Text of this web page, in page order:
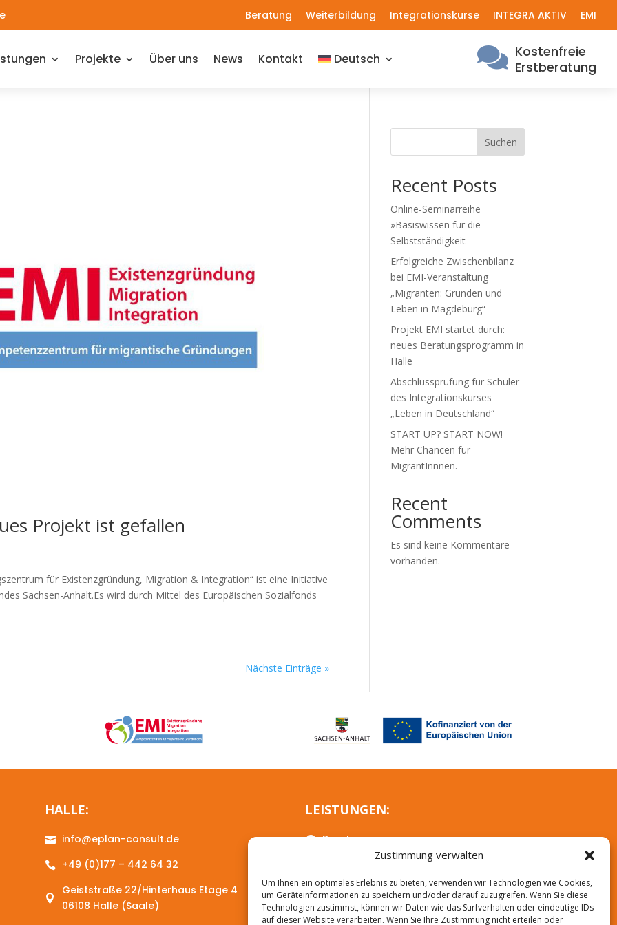
Zustimmung verwalten
Um Ihnen ein optimales Erlebnis zu bieten, verwenden wir Technologien wie Cookies,
um Geräteinformationen zu speichern und/oder darauf zuzugreifen. Wenn Sie diese
Technologien zustimmst, können wir Daten wie das Surfverhalten oder eindeutige IDs
auf dieser Website verarbeiten. Wenn Sie Ihre Zustimmung nicht erteilen oder
Beratung Weiterbildung Integrationskurse INTEGRA AKTIV EMI
Projekte Über uns News Kontakt Deutsch  Kostenfreie
Erstberatung
Projekt ist gefallen
für Existenzgründung, Migration & Integration“ ist eine Initiative
Sachsen-Anhalt.Es wird durch Mittel des Europäischen Sozialfonds
Nächste Einträge »
Suchen
Recent Posts
Online-Seminarreihe
»Basiswissen für die
Selbstständigkeit
Erfolgreiche Zwischenbilanz
bei EMI-Veranstaltung
„Migranten: Gründen und
Leben in Magdeburg“
Projekt EMI startet durch:
neues Beratungsprogramm in
Halle
Abschlussprüfung für Schüler
des Integrationskurses
„Leben in Deutschland“
START UP? START NOW!
Mehr Chancen für
MigrantInnnen.
Recent
Comments
Es sind keine Kommentare
vorhanden.
HALLE:
 info@eplan-consult.de
 +49 (0)177 – 442 64 32

Geiststraße 22/Hinterhaus Etage 4
06108 Halle (Saale)
LEISTUNGEN:
 Beratung
 Integrationskurse
 Projekt EMI